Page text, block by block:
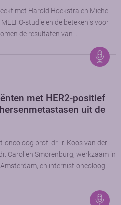
met Harold Hoekstra en Michel
studie en de betekenis voor
de resultaten van …
met HER2-positief
uit de
oncoloog prof. dr. ir. Koos van der
Carolien Smorenburg, werkzaam in
en internist-oncoloog